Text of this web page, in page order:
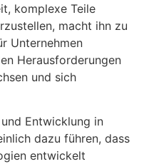
komplexe Teile
macht ihn zu
Unternehmen
Herausforderungen
und sich
Entwicklung in
dazu führen, dass
entwickelt